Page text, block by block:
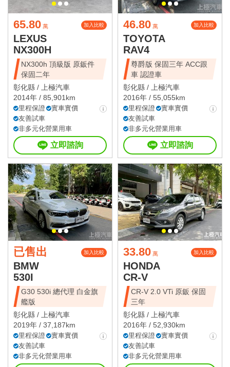
65.80 萬 加入比較
LEXUS
NX300H
NX300h 頂級版 原鈑件
保固二年
彰化縣 /
上極汽車
2014年 / 85,901km
里程保證
實車實價
友善試車
非多元化營業用車
立即諮詢
46.80 萬 加入比較
TOYOTA
RAV4
尊爵版 保固三年 ACC跟
車 認證車
彰化縣 /
上極汽車
2016年 / 55,055km
里程保證
實車實價
友善試車
非多元化營業用車
立即諮詢
已售出 加入比較
BMW
530I
G30 530i 總代理 白金旗
艦版
彰化縣 /
上極汽車
2019年 / 37,187km
里程保證
實車實價
友善試車
非多元化營業用車
33.80 萬 加入比較
HONDA
CR-V
CR-V 2.0 VTi 原鈑 保固
三年
彰化縣 /
上極汽車
2016年 / 52,930km
里程保證
實車實價
友善試車
非多元化營業用車